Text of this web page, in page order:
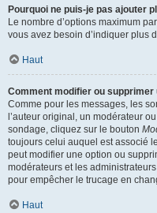
Pourquoi ne puis-je pas ajouter
Le nombre d’options maximum
vous avez besoin d’indiquer plus
Haut
Comment modifier ou supprimer
Comme pour les messages, les
l’auteur original, un modérateur
sondage, cliquez sur le bouton
toujours celui auquel est associé
peut modifier une option ou
modérateurs et les
pour empêcher le trucage en
Haut